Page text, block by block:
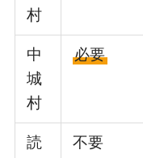
村
中
城
村
必要
読
不要